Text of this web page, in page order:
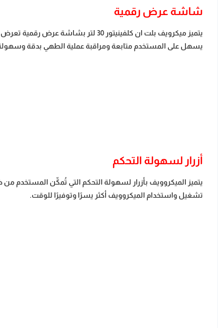
شاشة عرض رقمية
يتميز ميكرويف بلت ان كلفينيتور
يسهل على المستخدم متابعة ومراقبة عملية الطهي بدقة
أزرار لسهولة التحكم
يتميز الميكروويف بأزرار لسهولة التحكم التي تُمكِّن
تشغيل واستخدام الميكروويف أكثر يسرًا وتوفيرًا للوقت.